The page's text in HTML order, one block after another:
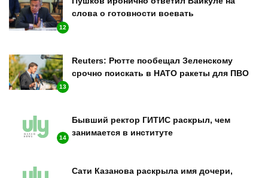
12
слова о готовности воевать
13
Reuters: Рютте пообещал Зеленскому
срочно поискать в НАТО ракеты для ПВО
14
Бывший ректор ГИТИС раскрыл, чем
занимается в институте
Сати Казанова раскрыла имя дочери,